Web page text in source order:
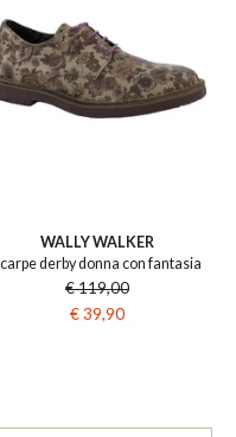
WALLY WALKER
derby donna con fantasia
€ 119,00
€ 39,90